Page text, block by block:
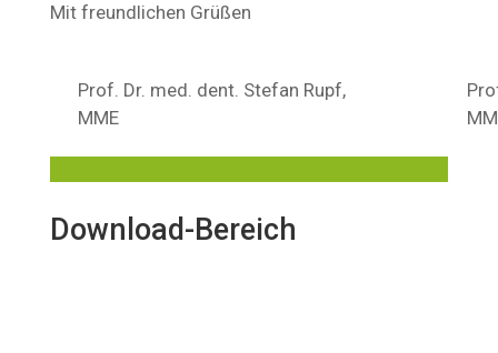
Mit freundlichen Grüßen
Prof. Dr. med. dent. Stefan Rupf,
MME
Download-Bereich